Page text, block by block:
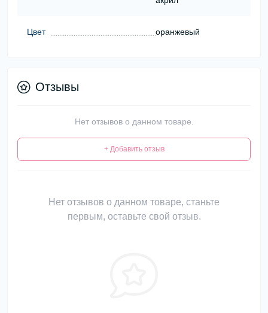
Цвет оранжевый
Отзывы
Нет отзывов о данном товаре.
+ Добавить отзыв
Нет отзывов о данном товаре, станьте
первым, оставьте свой отзыв.